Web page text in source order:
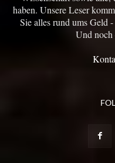
haben. Unsere Leser
Sie alles rund ums Geld
Und noch